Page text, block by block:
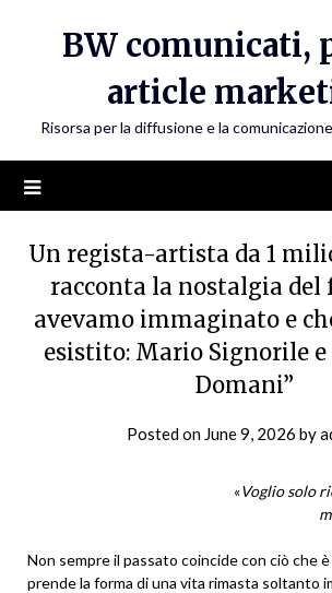
BW comunicati,
article
Risorsa per la diffusione e la
Un regista-artista da 1
racconta la nostalgia del
avevamo immaginato e
esistito: Mario Signorile e
Domani”
Posted on June 9, 2026 by
«Voglio solo
Non sempre il passato coincide con ciò che
prende la forma di una vita rimasta soltanto